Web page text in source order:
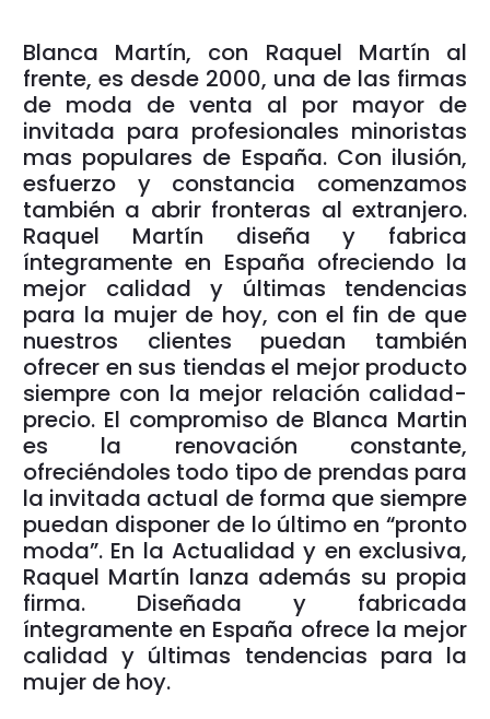
Blanca Martín, con Raquel Martín al
frente, es desde 2000, una de las firmas
de moda de venta al por mayor de
invitada para profesionales minoristas
mas populares de España. Con ilusión,
esfuerzo y constancia comenzamos
también a abrir fronteras al extranjero.
Raquel Martín diseña y fabrica
íntegramente en España ofreciendo la
mejor calidad y últimas tendencias
para la mujer de hoy, con el fin de que
nuestros clientes puedan también
ofrecer en sus tiendas el mejor producto
siempre con la mejor relación calidad-
precio. El compromiso de Blanca Martin
es la renovación constante,
ofreciéndoles todo tipo de prendas para
la invitada actual de forma que siempre
puedan disponer de lo último en “pronto
moda”. En la Actualidad y en exclusiva,
Raquel Martín lanza además su propia
firma. Diseñada y fabricada
íntegramente en España ofrece la mejor
calidad y últimas tendencias para la
mujer de hoy.